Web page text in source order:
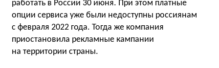
работать в России 30 июня. При этом платные
опции сервиса уже были недоступны россиянам
с февраля 2022 года. Тогда же компания
приостановила рекламные кампании
на территории страны.